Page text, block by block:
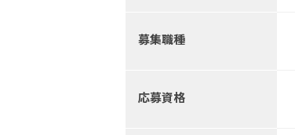
募集職種
応募資格